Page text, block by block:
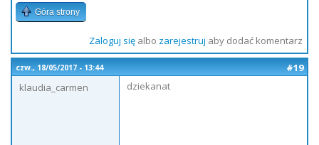
Góra strony
Zaloguj sięalbo zarejestruj aby dodać komentarz
czw., 18/05/2017 - 13:44
#19
klaudia_carmen
dziekanat